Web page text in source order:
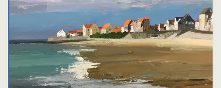
3
2
2
4
2
6
2
2
3
Leaflet|©OpenStreetMap©CARTO